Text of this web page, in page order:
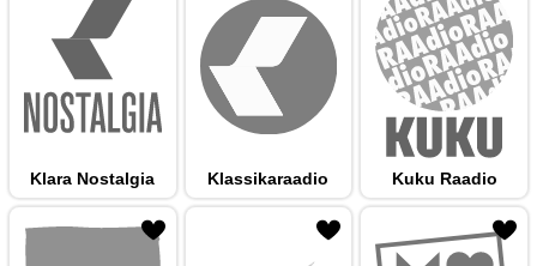
Klara Nostalgia Klassikaraadio Kuku Raadio